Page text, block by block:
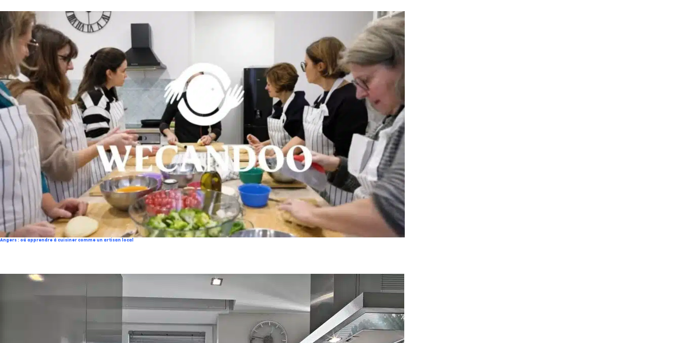
Angers : où apprendre à cuisiner comme un artisan local